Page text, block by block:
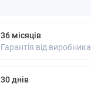
36 місяців
Гарантія від виробника
30 днів